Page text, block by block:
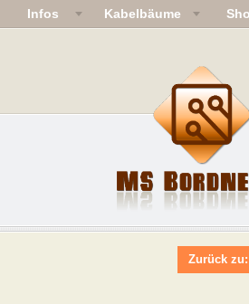
Infos Kabelbäume
Zurück